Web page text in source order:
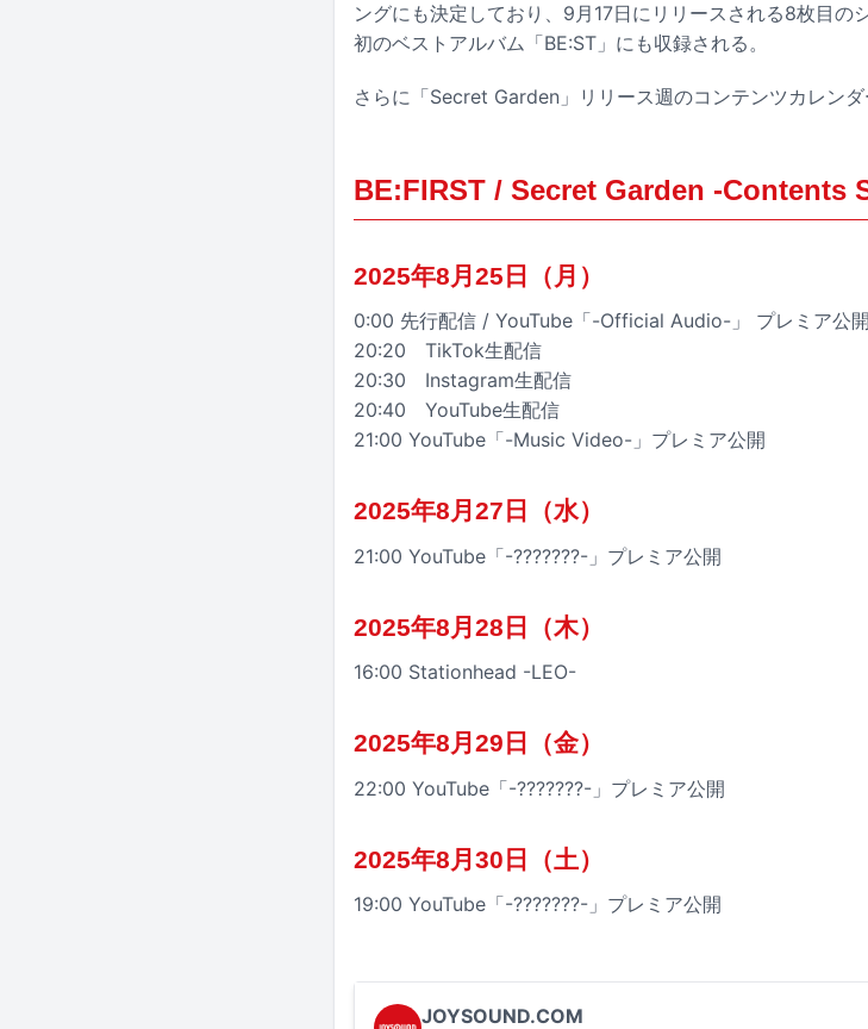
ングにも決定しており、9月17日にリリースされる8枚目の
初のベストアルバム「BE:ST」にも収録される。
さらに「Secret Garden」リリース週のコンテンツカレンダ
BE:FIRST / Secret Garden -Contents
2025年8月25日（月）
0:00 先行配信 / YouTube「-Official Audio-」 プレミア公開
20:20 TikTok生配信
20:30 Instagram生配信
20:40 YouTube生配信
21:00 YouTube「-Music Video-」プレミア公開
2025年8月27日（水）
21:00 YouTube「-???????-」プレミア公開
2025年8月28日（木）
16:00 Stationhead -LEO-
2025年8月29日（金）
22:00 YouTube「-???????-」プレミア公開
2025年8月30日（土）
19:00 YouTube「-???????-」プレミア公開
JOYSOUND.COM